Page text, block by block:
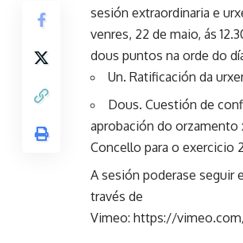
sesión extraordinaria e
venres, 22 de maio, ás
dous puntos na orde do
Un. Ratificación da
Dous. Cuestión de
aprobación do orzamento
Concello para o exercicio
A sesión poderase seguir
través de
Vimeo: https://